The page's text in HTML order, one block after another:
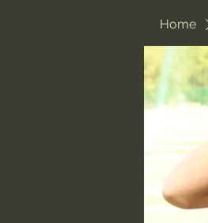
Home